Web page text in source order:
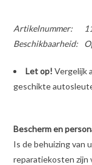
Artikelnummer:
Beschikbaarheid:
Let op! Vergelijk
geschikte
Bescherm en
Is de behuizing van
reparatiekosten zijn